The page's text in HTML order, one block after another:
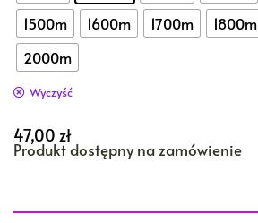
1500m
1600m 1700m 1800m
2000m
Wyczyść
47,00 zł
Produkt dostępny na zamówienie